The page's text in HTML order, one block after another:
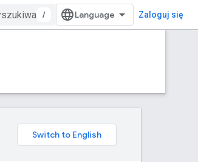
/ Zaloguj się